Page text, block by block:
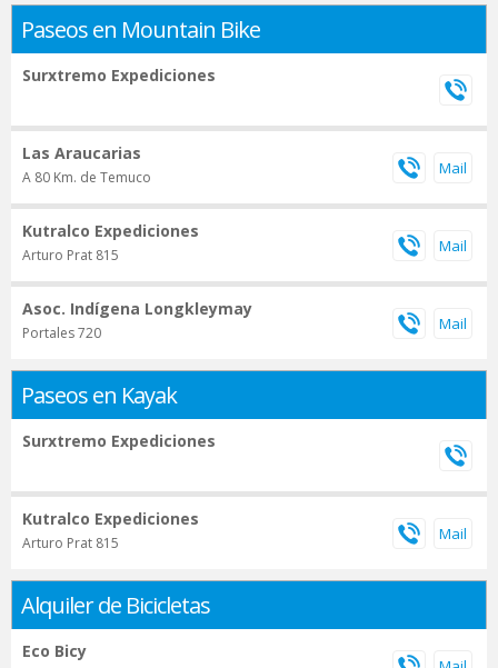
Paseos en Mountain Bike
Surxtremo Expediciones
Las Araucarias
A 80 Km. de Temuco
Kutralco Expediciones
Arturo Prat 815
Asoc. Indígena Longkleymay
Portales 720
Paseos en Kayak
Surxtremo Expediciones
Kutralco Expediciones
Arturo Prat 815
Alquiler de Bicicletas
Eco Bicy